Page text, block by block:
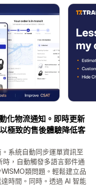
化物流通知。即時更新
極致的售後體驗降低客
系統自動同步運單資訊至
，自動觸發多語言郵件通
類問題。輕鬆建立品
時間。同時。透過 AI 智能